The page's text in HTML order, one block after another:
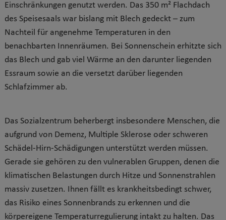
Einschränkungen genutzt werden. Das 350 m² Flachdach
des Speisesaals war bislang mit Blech gedeckt – zum
Nachteil für angenehme Temperaturen in den
benachbarten Innenräumen. Bei Sonnenschein erhitzte sich
das Blech und gab viel Wärme an den darunter liegenden
Essraum sowie an die versetzt darüber liegenden
Schlafzimmer ab.
Das Sozialzentrum beherbergt insbesondere Menschen, die
aufgrund von Demenz, Multiple Sklerose oder schweren
Schädel-Hirn-Schädigungen unterstützt werden müssen.
Gerade sie gehören zu den vulnerablen Gruppen, denen die
klimatischen Belastungen durch Hitze und Sonnenstrahlen
massiv zusetzen. Ihnen fällt es krankheitsbedingt schwer,
das Risiko eines Sonnenbrands zu erkennen und die
körpereigene Temperaturregulierung intakt zu halten. Das